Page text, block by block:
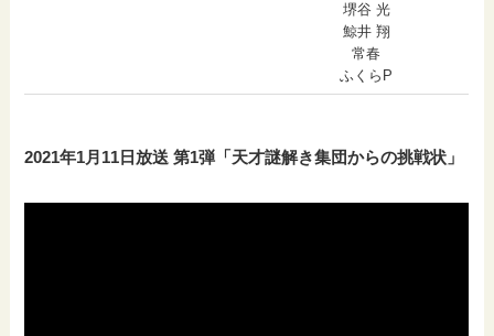
堺谷 光
鯨井 翔
常春
ふくらP
2021年1月11日放送 第1弾「天才謎解き集団からの挑戦状」